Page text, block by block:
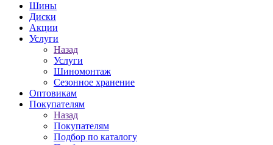
Шины
Диски
Акции
Услуги
Назад
Услуги
Шиномонтаж
Сезонное хранение
Оптовикам
Покупателям
Назад
Покупателям
Подбор по каталогу